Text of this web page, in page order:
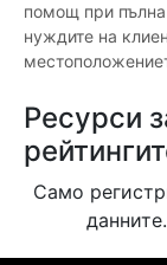
помощ при
нуждите на
Ресурси
Само
данните.